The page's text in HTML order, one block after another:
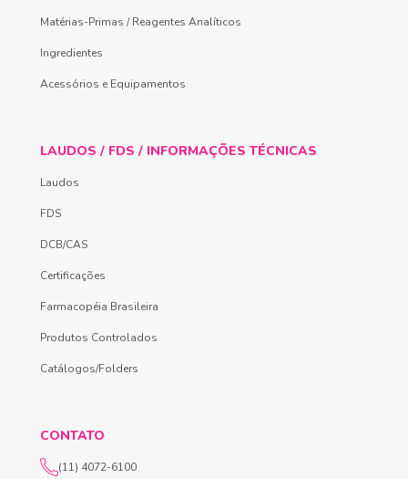
Matérias-Primas / Reagentes Analíticos
Ingredientes
Acessórios e Equipamentos
LAUDOS / FDS / INFORMAÇÕES TÉCNICAS
Laudos
FDS
DCB/CAS
Certificações
Farmacopéia Brasileira
Produtos Controlados
Catálogos/Folders
CONTATO
(11) 4072-6100